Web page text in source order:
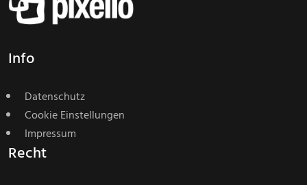
Info
Datenschutz
Cookie Einstellungen
Impressum
Recht